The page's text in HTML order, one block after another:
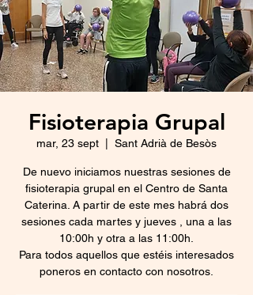
Fisioterapia Grupal
mar, 23 sept Sant Adrià de Besòs
De nuevo iniciamos nuestras sesiones de
fisioterapia grupal en el Centro de Santa
Caterina. A partir de este mes habrá dos
sesiones cada martes y jueves , una a las
10:00h y otra a las 11:00h.
Para todos aquellos que estéis interesados
poneros en contacto con nosotros.